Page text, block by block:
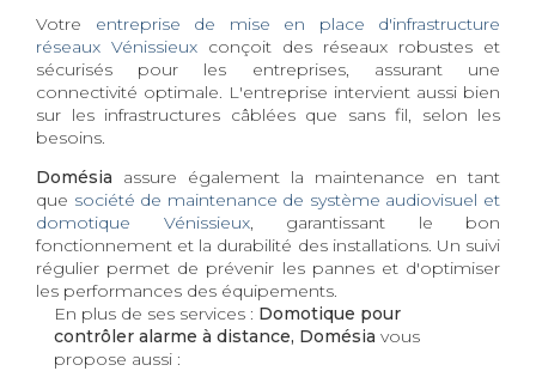
Votre entreprise de mise en place d'infrastructure
réseaux Vénissieux conçoit des réseaux robustes et
sécurisés pour les entreprises, assurant une
connectivité optimale. L'entreprise intervient aussi bien
sur les infrastructures câblées que sans fil, selon les
besoins.
Domésia assure également la maintenance en tant
que société de maintenance de système audiovisuel et
domotique Vénissieux, garantissant le bon
fonctionnement et la durabilité des installations. Un suivi
régulier permet de prévenir les pannes et d'optimiser
les performances des équipements.
En plus de ses services : Domotique pour
contrôler alarme à distance, Domésia vous
propose aussi :